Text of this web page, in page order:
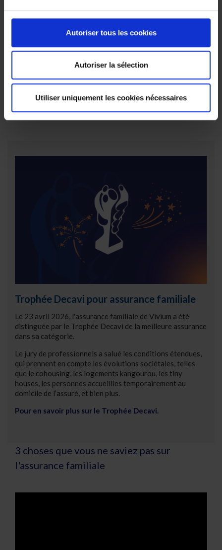
Autoriser tous les cookies
Autoriser la sélection
Utiliser uniquement les cookies nécessaires
Vous pouvez également consulter l’ensemble des
Demandez des conseils à votre
courtier
Trophée Decavi pour assurance familiale
Le 23 avril 2026, l'assurance familiale de Vivium a été
distinguée par le Trophée Decavi de la meilleure assurance
dans sa catégorie.
Le jury de professionnels a salué les conditions étendues,
qui prennent en compte les évolutions sociétales, telles
que le cohousing, les logements kangourou, les tiny
houses, les personnes accueillies temporairement au
domicile de l’assuré, et bien plus.
Pour en savoir plus sur le Trophée Decavi.
3 choses que vous ne saviez pas sur
l'assurance familiale